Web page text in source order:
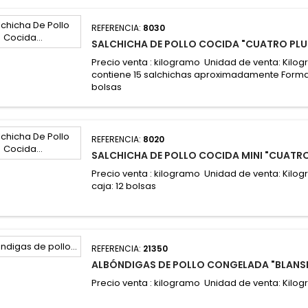
REFERENCIA: 8030
SALCHICHA DE POLLO COCIDA "CUATRO
Precio venta : kilogramo Unidad de venta:
contiene 15 salchichas aproximadamente
bolsas
REFERENCIA: 8020
SALCHICHA DE POLLO COCIDA MINI
Precio venta : kilogramo Unidad de venta:
caja: 12 bolsas
REFERENCIA: 21350
ALBÓNDIGAS DE POLLO CONGELADA
Precio venta : kilogramo Unidad de venta: